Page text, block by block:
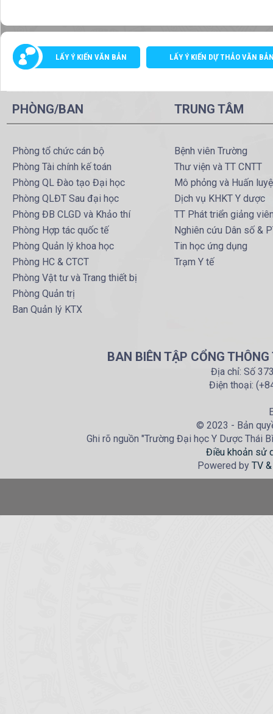
LẤY Ý KIẾN VĂN BẢN LẤY Ý KIẾN DỰ THẢO VĂN
PHÒNG/BAN
Phòng tổ chức cán bộ
Phòng Tài chính kế toán
Phòng QL Đào tạo Đại học
Phòng QLĐT Sau đại học
Phòng ĐB CLGD và Khảo thí
Phòng Hợp tác quốc tế
Phòng Quản lý khoa học
Phòng HC & CTCT
Phòng Vật tư và Trang thiết bị
Phòng Quản trị
Ban Quản lý KTX
TRUNG TÂM
Bệnh viên Trường
Thư viện và TT CNTT
Mô phỏng và Huấn
Dịch vụ KHKT Y dược
TT Phát triển giảng
Nghiên cứu Dân số &
Tin học ứng dụng
Trạm Y tế
BAN BIÊN TẬP CỔNG
Địa chỉ: Số
Điện thoại:
© 2023 - Bản
Ghi rõ nguồn "Trường Đại học Y Dược Thái
Điều khoản sử
Powered by TV